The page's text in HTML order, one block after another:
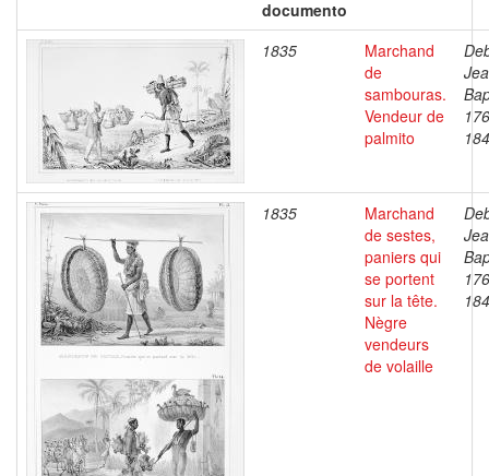
documento
1835
Marchand
de
sambouras.
Vendeur de
palmito
1835
Marchand
de sestes,
paniers qui
se portent
sur la tête.
Nègre
vendeurs
de volaille